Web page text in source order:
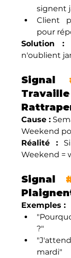
signent
Client
pour
Solution :
n'oublient
Signal
Cause :
Weekend
Réalité : Si
Weekend =
Signal
Exemples :
?"
mardi"